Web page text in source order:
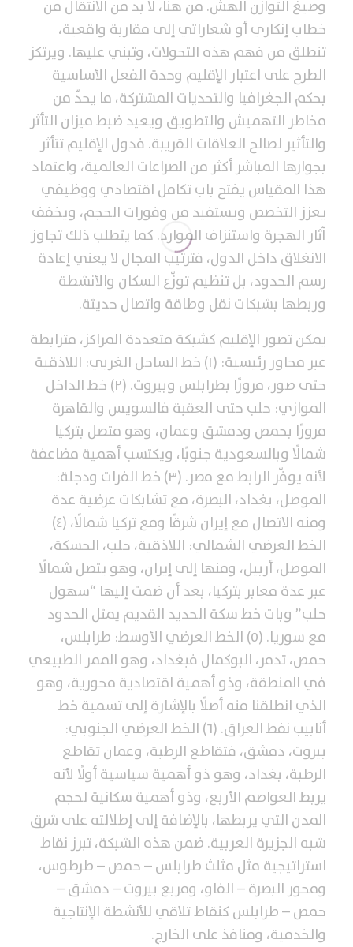
وصيغ التوازن الهش. من هنا، لا بد من الانتقال من
خطاب إنكاري أو شعاراتي إلى مقاربة واقعية،
تنطلق من فهم هذه التحولات، وتبني عليها. ويرتكز
الطرح على اعتبار الإقليم وحدة الفعل الأساسية
بحكم الجغرافيا والتحديات المشتركة، ما يحدّ من
مخاطر التهميش والتطويق ويعيد ضبط ميزان التأثر
والتأثير لصالح العلاقات القريبة. فدول الإقليم تتأثر
بجوارها المباشر أكثر من الصراعات العالمية، واعتماد
هذا المقياس يفتح باب تكامل اقتصادي ووظيفي
يعزز التخصص ويستفيد من وفورات الحجم، ويخفف
آثار الهجرة واستنزاف الموارد. كما يتطلب ذلك تجاوز
الانغلاق داخل الدول، فترتيب المجال لا يعني إعادة
رسم الحدود، بل تنظيم توزّع السكان والأنشطة
وربطها بشبكات نقل وطاقة واتصال حديثة.
يمكن تصور الإقليم كشبكة متعددة المراكز، مترابطة
عبر محاور رئيسية: (١) خط الساحل الغربي: اللاذقية
حتى صور، مرورًا بطرابلس وبيروت. (٢) خط الداخل
الموازي: حلب حتى العقبة فالسويس والقاهرة
مرورًا بحمص ودمشق وعمان، وهو متصل بتركيا
شمالًا وبالسعودية جنوبًا، ويكتسب أهمية مضاعفة
لأنه يوفّر الرابط مع مصر. (٣) خط الفرات ودجلة:
الموصل، بغداد، البصرة، مع تشابكات عرضية عدة
ومنه الاتصال مع إيران شرقًا ومع تركيا شمالًا، (٤)
الخط العرضي الشمالي: اللاذقية، حلب، الحسكة،
الموصل، أربيل، ومنها إلى إيران، وهو يتصل شمالًا
عبر عدة معابر بتركيا، بعد أن ضمت إليها “سهول
حلب” وبات خط سكة الحديد القديم يمثل الحدود
مع سوريا. (٥) الخط العرضي الأوسط: طرابلس،
حمص، تدمر، البوكمال فبغداد، وهو الممر الطبيعي
في المنطقة، وذو أهمية اقتصادية محورية، وهو
الذي انطلقنا منه أصلًا بالإشارة إلى تسمية خط
أنابيب نفط العراق. (٦) الخط العرضي الجنوبي:
بيروت، دمشق، فتقاطع الرطبة، وعمان تقاطع
الرطبة، بغداد، وهو ذو أهمية سياسية أولًا لأنه
يربط العواصم الأربع، وذو أهمية سكانية لحجم
المدن التي يربطها، بالإضافة إلى إطلالته على شرق
شبه الجزيرة العربية. ضمن هذه الشبكة، تبرز نقاط
استراتيجية مثل مثلث طرابلس – حمص – طرطوس،
ومحور البصرة – الفاو، ومربع بيروت – دمشق –
حمص – طرابلس كنقاط تلاقي للأنشطة الإنتاجية
والخدمية، ومنافذ على الخارج.